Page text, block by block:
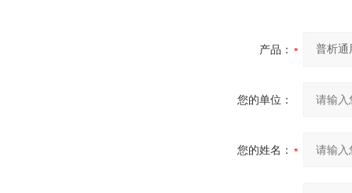
产品：
您的单位：
您的姓名：